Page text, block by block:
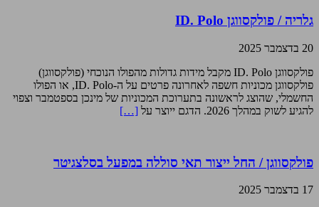
גלריה / פולקסווגן ID. Polo
20 בדצמבר 2025
פולקסווגן ID. Polo מקבל מידות גדולות מהפולו הנוכחי (פולקסווגן)
פולקסווגן מכוניות חשפה לאחרונה פרטים על ה-ID. Polo, או הפולו
החשמלי, שהוצג לראשונה בתערוכת המכוניות של מינכן בספטמבר וצפוי
להגיע לשוק במהלך 2026. הדגם ייוצר על
[…]
פולקסווגן / החל ייצור תאי סוללה במפעל בסלצגיטר
17 בדצמבר 2025